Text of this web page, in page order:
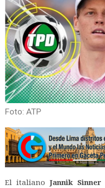
Foto: ATP
El italiano Jannik Sinner